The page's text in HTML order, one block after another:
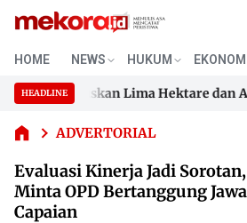
HOME NEWS HUKUM EKONOMI
HEADLINE
Hanguskan Lima Hektare dan
Hanguskan Lima Hektare dan
ADVERTORIAL
Evaluasi
Kinerja Jadi
Sorotan,
Minta OPD
Bertanggung
Jawab Penuh
atas Capaian
Evaluasi Kinerja Jadi
Minta OPD Bertanggung
Capaian